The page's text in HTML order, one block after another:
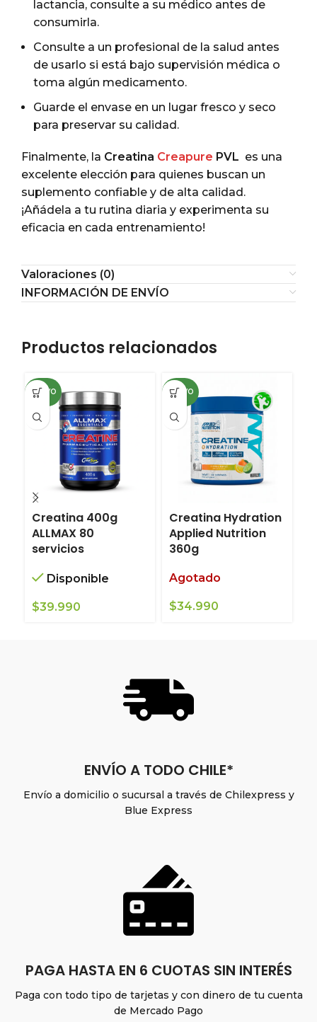
lactancia, consulte a su médico antes de
consumirla.
Consulte a un profesional de la salud antes
de usarlo si está bajo supervisión médica o
toma algún medicamento.
Guarde el envase en un lugar fresco y seco
para preservar su calidad.
Finalmente, la Creatina Creapure PVL es una
excelente elección para quienes buscan un
suplemento confiable y de alta calidad.
¡Añádela a tu rutina diaria y experimenta su
eficacia en cada entrenamiento!
Valoraciones (0)
INFORMACIÓN DE ENVÍO
Productos relacionados
NUEVO
Creatina 400g
ALLMAX 80
servicios
Disponible
$39.990
NUEVO
Creatina Hydration
Applied Nutrition
360g
Agotado
$34.990
ENVÍO A TODO CHILE*
Envío a domicilio o sucursal a través de Chilexpress y
Blue Express
PAGA HASTA EN 6 CUOTAS SIN INTERÉS
Paga con todo tipo de tarjetas y con dinero de tu cuenta
de Mercado Pago